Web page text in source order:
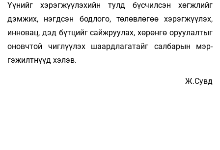
Үүнийг хэрэгжүүлэхийн тулд бүсчилсэн хөгжлийг
дэмжих, нэгдсэн бод­лого, тө­лөв­лөгөө хэрэгжүүлэх,
инновац, дэд бүтцийг сайж­руулах, хөрөнгө оруулалтыг
оновч­той чиг­лүү­лэх шаардлагатайг салбарын мэр­
гэжилт­нүүд хэлэв.
Ж.Сувд